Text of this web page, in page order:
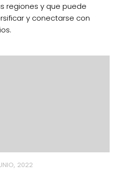
regiones y que puede
y conectarse con
2022